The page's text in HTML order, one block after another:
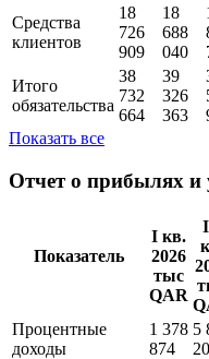
Средства
клиентов
18
726
909
18
688
040
Итого
обязательства
38
732
664
39
326
363
Показать все
Отчет о прибылях и
Показатель
I кв.
2026
тыс
QAR
Процентные
доходы
1 378
874
5